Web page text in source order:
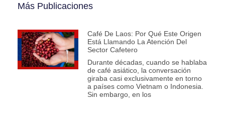
Más Publicaciones
Café De Laos: Por Qué Este Origen
Está Llamando La Atención Del
Sector Cafetero
Durante décadas, cuando se hablaba
de café asiático, la conversación
giraba casi exclusivamente en torno
a países como Vietnam o Indonesia.
Sin embargo, en los